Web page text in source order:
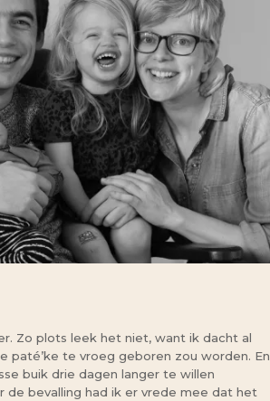
Zo plots leek het niet, want ik dacht al
paté’ke te vroeg geboren zou worden. En
buik drie dagen langer te willen
de bevalling had ik er vrede mee dat het